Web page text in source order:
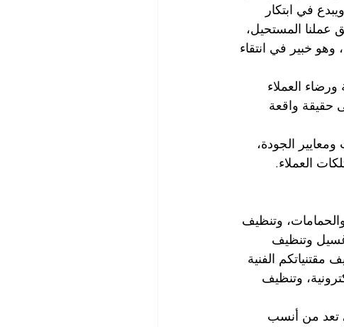
في ابتكار
عملنا المستحيل،
خبير في انتقاء
ورضاء العملاء
حقيقة واقعة
الجودة،
العملاء.
وتنظيف
غسيل وتنظيف
الفنية
وتنظيف
تعد من أنسب